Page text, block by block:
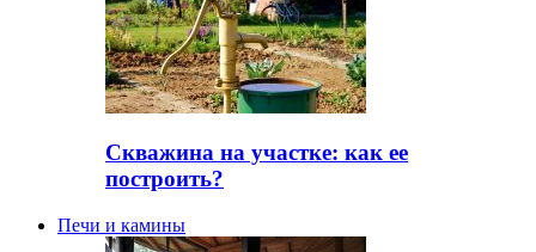
Скважина на участке: как ее
построить?
Печи и камины